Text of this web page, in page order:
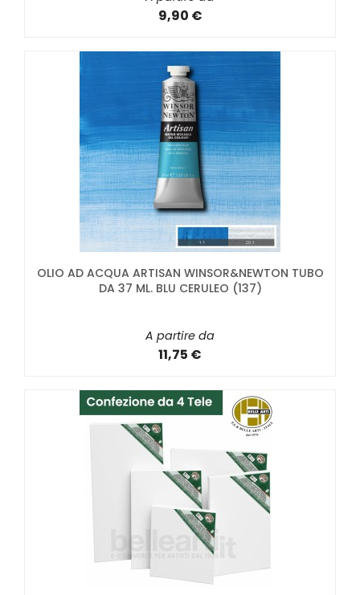
9,90 €
OLIO AD ACQUA ARTISAN WINSOR&NEWTON TUBO
DA 37 ML. BLU CERULEO (137)
A partire da
11,75 €